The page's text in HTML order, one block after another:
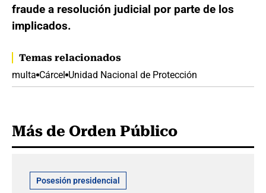
fraude a resolución judicial por parte de los
implicados.
Temas relacionados
multa Cárcel Unidad Nacional de Protección
Más de Orden Público
Posesión presidencial